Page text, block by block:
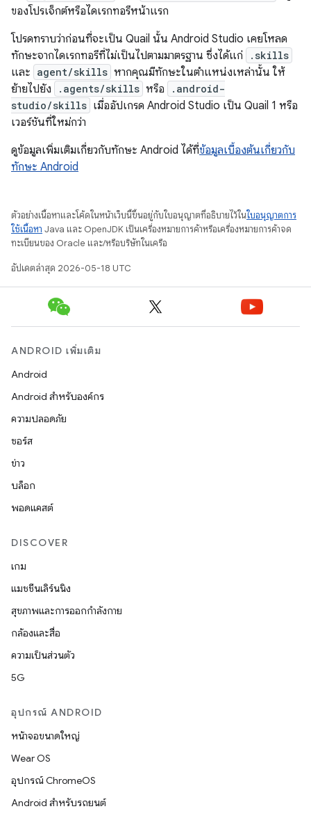
ของโปรเจ็กต์หรือไดเรกทอรีหน้าแรก
โปรดทราบว่าก่อนที่จะเป็น Quail นั้น Android Studio เคยโหลด
ทักษะจากไดเรกทอรีที่ไม่เป็นไปตามมาตรฐาน ซึ่งได้แก่
.skills
และ agent/skills หากคุณมีทักษะในตำแหน่งเหล่านั้น ให้
ย้ายไปยัง
.agents/skills หรือ
.android-
studio/skills เมื่ออัปเกรด Android Studio เป็น Quail 1 หรือ
เวอร์ชันที่ใหม่กว่า
ดูข้อมูลเพิ่มเติมเกี่ยวกับทักษะ Android ได้ที่ข้อมูลเบื้องต้นเกี่ยวกับ
ทักษะ Android
ตัวอย่างเนื้อหาและโค้ดในหน้าเว็บนี้ขึ้นอยู่กับใบอนุญาตที่อธิบายไว้ในใบอนุญาตการ
ใช้เนื้อหา Java และ OpenJDK เป็นเครื่องหมายการค้าหรือเครื่องหมายการค้าจด
ทะเบียนของ Oracle และ/หรือบริษัทในเครือ
อัปเดตล่าสุด 2026-05-18 UTC
ANDROID เพิ่มเติม
Android
Android สำหรับองค์กร
ความปลอดภัย
ซอร์ส
ข่าว
บล็อก
พอดแคสต์
DISCOVER
เกม
แมชชีนเลิร์นนิง
สุขภาพและการออกกำลังกาย
กล้องและสื่อ
ความเป็นส่วนตัว
5G
อุปกรณ์ ANDROID
หน้าจอขนาดใหญ่
Wear OS
อุปกรณ์ ChromeOS
Android สำหรับรถยนต์